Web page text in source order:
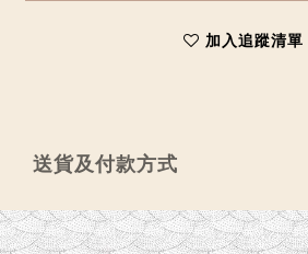
加入追蹤清單
送貨及付款方式